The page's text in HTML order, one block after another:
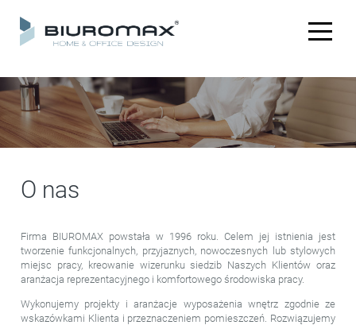
O nas
Firma BIUROMAX powstała w 1996 roku. Celem jej istnienia jest
tworzenie funkcjonalnych, przyjaznych, nowoczesnych lub stylowych
miejsc pracy, kreowanie wizerunku siedzib Naszych Klientów oraz
aranżacja reprezentacyjnego i komfortowego środowiska pracy.
Wykonujemy projekty i aranżacje wyposażenia wnętrz zgodnie ze
wskazówkami Klienta i przeznaczeniem pomieszczeń. Rozwiązujemy